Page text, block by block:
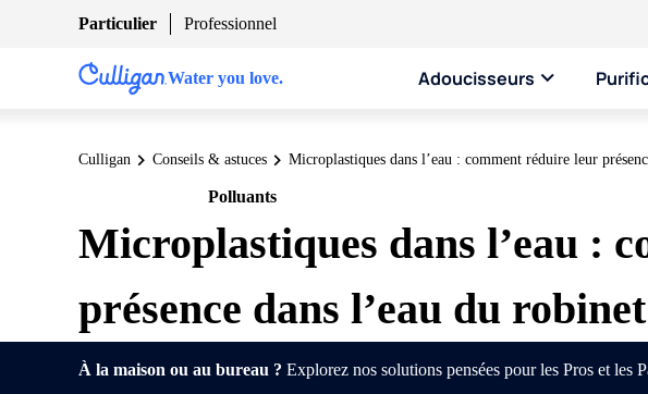
Particulier Professionnel
Water you love. Adoucisseurs
Culligan Conseils & astuces Microplastiques dans l’eau : comment réduire leur
Polluants
Microplastiques dans l’eau :
présence dans l’eau du
À la maison ou au bureau ? Explorez nos solutions pensées pour les Pros et les